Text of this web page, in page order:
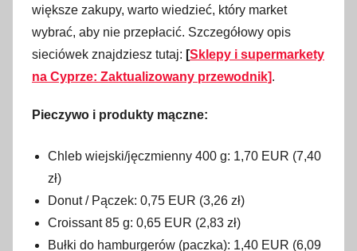
większe zakupy, warto wiedzieć, który market
wybrać, aby nie przepłacić. Szczegółowy opis
sieciówek znajdziesz tutaj: [Sklepy i supermarkety
na Cyprze: Zaktualizowany przewodnik].
Pieczywo i produkty mączne:
Chleb wiejski/jęczmienny 400 g: 1,70 EUR (7,40
zł)
Donut / Pączek: 0,75 EUR (3,26 zł)
Croissant 85 g: 0,65 EUR (2,83 zł)
Bułki do hamburgerów (paczka): 1,40 EUR (6,09